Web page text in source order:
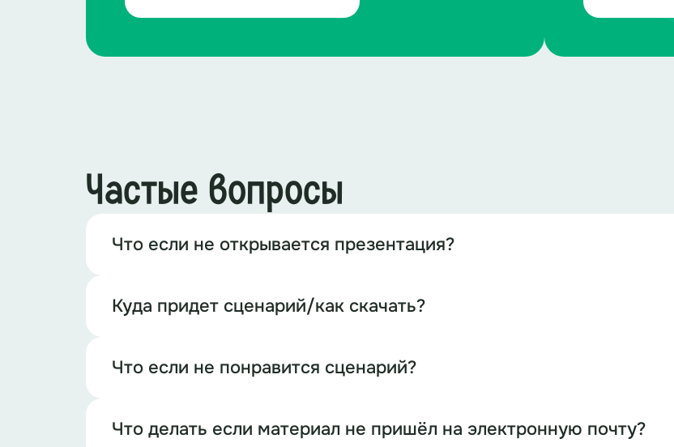
Частые вопросы
Что если не открывается презентация?
Куда придет сценарий/как скачать?
Что если не понравится сценарий?
Что делать если материал не пришёл на электронную почту?